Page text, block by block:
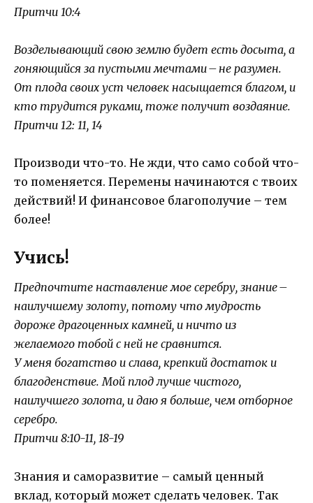
Притчи 10:4
Возделывающий свою землю будет есть досыта, а
гоняющийся за пустыми мечтами – не разумен.
От плода своих уст человек насыщается благом, и
кто трудится руками, тоже получит воздаяние.
Притчи 12: 11, 14
Производи что-то. Не жди, что само собой что-
то поменяется. Перемены начинаются с твоих
действий! И финансовое благополучие – тем
более!
Учись!
Предпочтите наставление мое серебру, знание –
наилучшему золоту, потому что мудрость
дороже драгоценных камней, и ничто из
желаемого тобой с ней не сравнится.
У меня богатство и слава, крепкий достаток и
благоденствие. Мой плод лучше чистого,
наилучшего золота, и даю я больше, чем отборное
серебро.
Притчи 8:10-11, 18-19
Знания и саморазвитие – самый ценный
вклад, который может сделать человек. Так